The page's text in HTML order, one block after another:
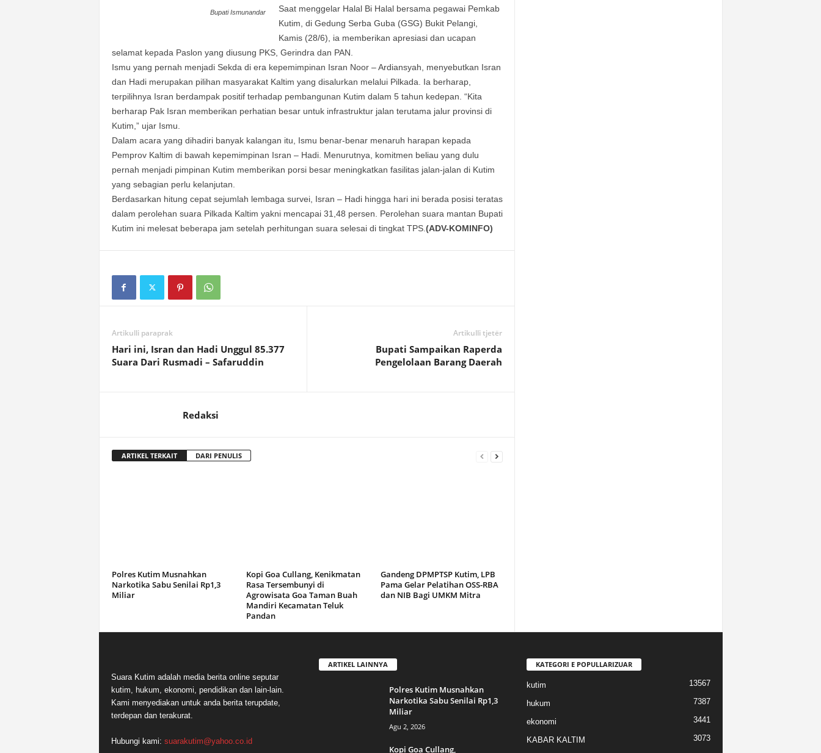
Bupati Ismunandar
Saat menggelar Halal Bi Halal bersama pegawai Pemkab
Kutim, di Gedung Serba Guba (GSG) Bukit Pelangi,
Kamis (28/6), ia memberikan apresiasi dan ucapan
selamat kepada Paslon yang diusung PKS, Gerindra dan PAN.
Ismu yang pernah menjadi Sekda di era kepemimpinan Isran Noor – Ardiansyah, menyebutkan Isran
dan Hadi merupakan pilihan masyarakat Kaltim yang disalurkan melalui Pilkada. Ia berharap,
terpilihnya Isran berdampak positif terhadap pembangunan Kutim dalam 5 tahun kedepan. “Kita
berharap Pak Isran memberikan perhatian besar untuk infrastruktur jalan terutama jalur provinsi di
Kutim,” ujar Ismu.
Dalam acara yang dihadiri banyak kalangan itu, Ismu benar-benar menaruh harapan kepada
Pemprov Kaltim di bawah kepemimpinan Isran – Hadi. Menurutnya, komitmen beliau yang dulu
pernah menjadi pimpinan Kutim memberikan porsi besar meningkatkan fasilitas jalan-jalan di Kutim
yang sebagian perlu kelanjutan.
Berdasarkan hitung cepat sejumlah lembaga survei, Isran – Hadi hingga hari ini berada posisi teratas
dalam perolehan suara Pilkada Kaltim yakni mencapai 31,48 persen. Perolehan suara mantan Bupati
Kutim ini melesat beberapa jam setelah perhitungan suara selesai di tingkat TPS. (ADV-KOMINFO)
Artikulli paraprak
Hari ini, Isran dan Hadi Unggul 85.377
Suara Dari Rusmadi – Safaruddin
Artikulli tjetër
Bupati Sampaikan Raperda
Pengelolaan Barang Daerah
Redaksi
ARTIKEL TERKAIT DARI PENULIS
Polres Kutim Musnahkan
Narkotika Sabu Senilai Rp1,3
Miliar
Kopi Goa Cullang, Kenikmatan
Rasa Tersembunyi di
Agrowisata Goa Taman Buah
Mandiri Kecamatan Teluk
Pandan
Gandeng DPMPTSP Kutim, LPB
Pama Gelar Pelatihan OSS-RBA
dan NIB Bagi UMKM Mitra
Suara Kutim adalah media berita online seputar
kutim, hukum, ekonomi, pendidikan dan lain-lain.
Kami menyediakan untuk anda berita terupdate,
terdepan dan terakurat.
Hubungi kami: suarakutim@yahoo.co.id
ARTIKEL LAINNYA
Polres Kutim Musnahkan
Narkotika Sabu Senilai Rp1,3
Miliar
Agu 2, 2026
Kopi Goa Cullang,
KATEGORI E POPULLARIZUAR
kutim 13567
hukum 7387
ekonomi 3441
KABAR KALTIM
3073